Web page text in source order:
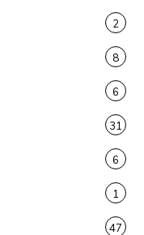
2
8
6
31
6
1
47